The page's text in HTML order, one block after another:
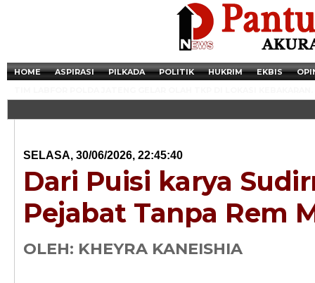
HOME ASPIRASI PILKADA POLITIK HUKRIM EKBIS
SELASA, 30/06/2026, 22:45:40
Dari Puisi karya
Pejabat Tanpa Rem
OLEH: KHEYRA KANEISHIA